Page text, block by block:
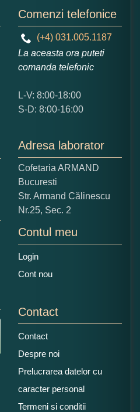
Comenzi telefonice
(+4) 031.005.1187
La aceasta ora puteti
comanda telefonic
L-V: 8:00-18:00
S-D: 8:00-16:00
Adresa laborator
Cofetaria ARMAND
Bucuresti
Str. Armand Călinescu
Nr.25, Sec. 2
Contul meu
Login
Cont nou
Contact
Contact
Despre noi
Prelucrarea datelor cu
caracter personal
Termeni si conditii